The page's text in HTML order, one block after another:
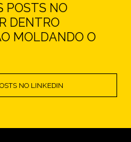
POSTS NO
DENTRO
MOLDANDO O
NO LINKEDIN